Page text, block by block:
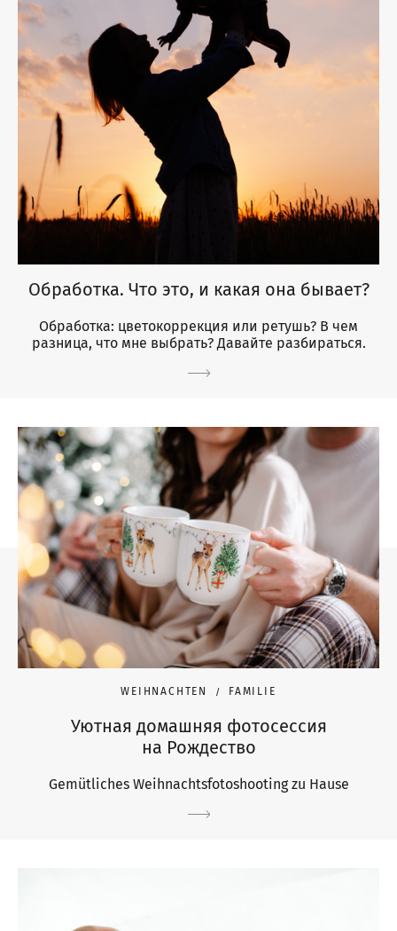
Обработка. Что это, и какая она бывает?
Обработка: цветокоррекция или ретушь? В чем
разница, что мне выбрать? Давайте разбираться.
WEIHNACHTEN FAMILIE
Уютная домашняя фотосессия
на Рождество
Gemütliches Weihnachtsfotoshooting zu Hause